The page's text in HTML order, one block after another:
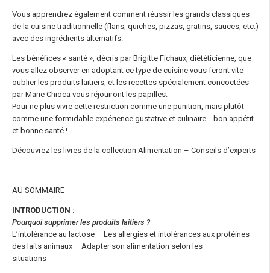
Vous apprendrez également comment réussir les grands classiques
de la cuisine traditionnelle (flans, quiches, pizzas, gratins, sauces, etc.)
avec des ingrédients alternatifs.
Les bénéfices « santé », décris par Brigitte Fichaux, diététicienne, que
vous allez observer en adoptant ce type de cuisine vous feront vite
oublier les produits laitiers, et les recettes spécialement concoctées
par Marie Chioca vous réjouiront les papilles.
Pour ne plus vivre cette restriction comme une punition, mais plutôt
comme une formidable expérience gustative et culinaire… bon appétit
et bonne santé !
Découvrez les livres de la collection Alimentation – Conseils d’experts
AU SOMMAIRE
INTRODUCTION :
Pourquoi supprimer les produits laitiers ?
L’intolérance au lactose – Les allergies et intolérances aux protéines
des laits animaux – Adapter son alimentation selon les
situations